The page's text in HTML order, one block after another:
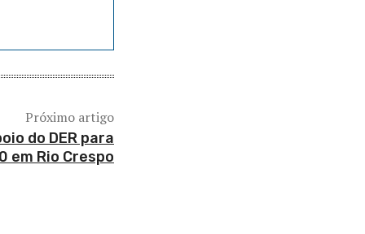
Próximo artigo
do DER para
em Rio Crespo